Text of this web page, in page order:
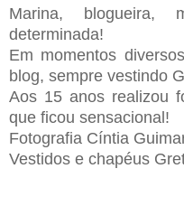
Marina, blogueira,
determinada!
Em momentos
blog, sempre vestindo
Aos 15 anos realizou
que ficou sensacional!
Fotografia Cíntia
Vestidos e chapéus